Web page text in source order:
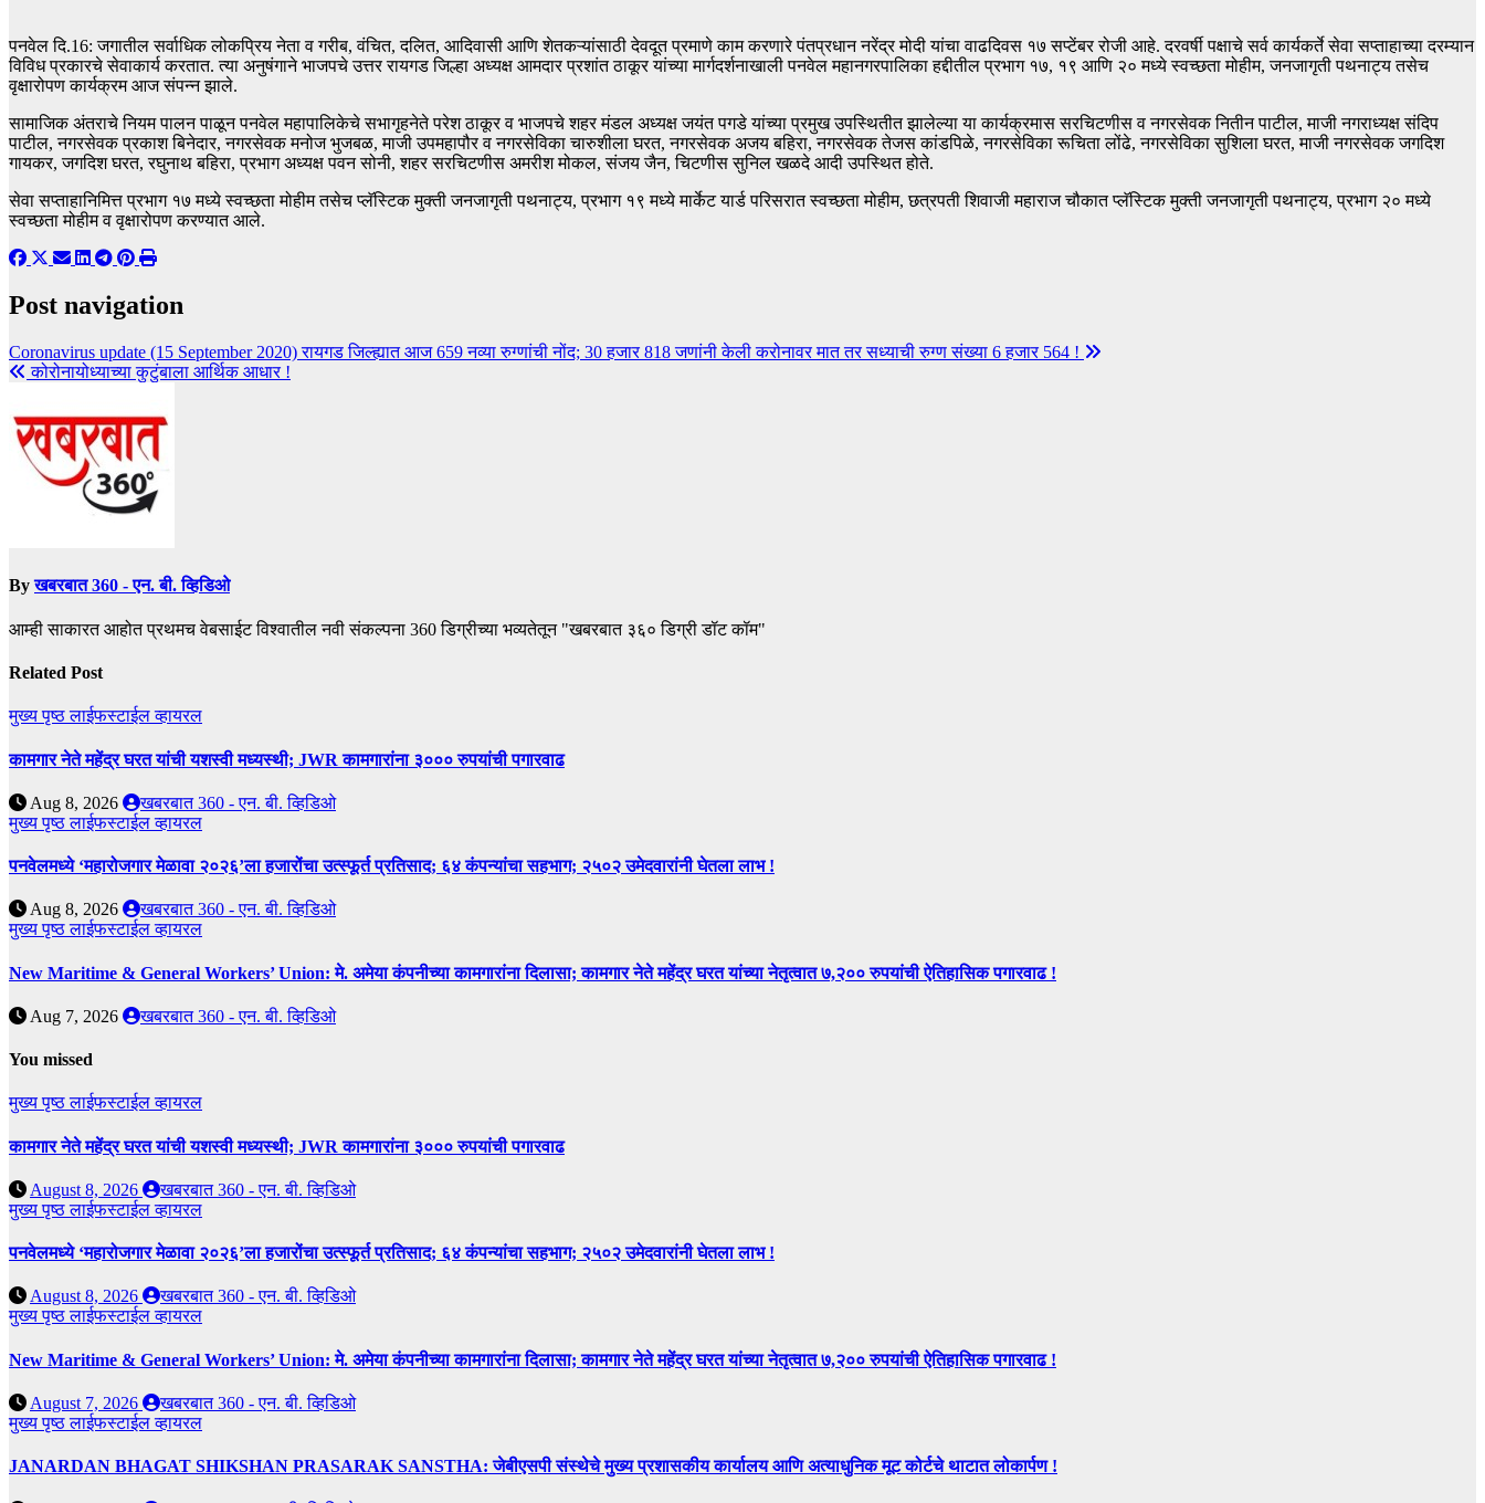
पनवेल दि.16: जगातील सर्वाधिक लोकप्रिय नेता व गरीब, वंचित, दलित, आदिवासी आणि शेतकऱ्यांसाठी देवदूत प्रमाणे काम करणारे पंतप्रधान नरेंद्र मोदी यांचा वाढदिवस १७ सप्टेंबर रोजी आहे. दरवर्षी पक्षाचे सर्व कार्यकर्ते सेवा सप्ताहाच्या दरम्यान
विविध प्रकारचे सेवाकार्य करतात. त्या अनुषंगाने भाजपचे उत्तर रायगड जिल्हा अध्यक्ष आमदार प्रशांत ठाकूर यांच्या मार्गदर्शनाखाली पनवेल महानगरपालिका हद्दीतील प्रभाग १७, १९ आणि २० मध्ये स्वच्छता मोहीम, जनजागृती पथनाट्य तसेच
वृक्षारोपण कार्यक्रम आज संपन्न झाले.
सामाजिक अंतराचे नियम पालन पाळून पनवेल महापालिकेचे सभागृहनेते परेश ठाकूर व भाजपचे शहर मंडल अध्यक्ष जयंत पगडे यांच्या प्रमुख उपस्थितीत झालेल्या या कार्यक्रमास सरचिटणीस व नगरसेवक नितीन पाटील, माजी नगराध्यक्ष संदिप
पाटील, नगरसेवक प्रकाश बिनेदार, नगरसेवक मनोज भुजबळ, माजी उपमहापौर व नगरसेविका चारुशीला घरत, नगरसेवक अजय बहिरा, नगरसेवक तेजस कांडपिळे, नगरसेविका रूचिता लोंढे, नगरसेविका सुशिला घरत, माजी नगरसेवक जगदिश
गायकर, जगदिश घरत, रघुनाथ बहिरा, प्रभाग अध्यक्ष पवन सोनी, शहर सरचिटणीस अमरीश मोकल, संजय जैन, चिटणीस सुनिल खळदे आदी उपस्थित होते.
सेवा सप्ताहानिमित्त प्रभाग १७ मध्ये स्वच्छता मोहीम तसेच प्लॅस्टिक मुक्ती जनजागृती पथनाट्य, प्रभाग १९ मध्ये मार्केट यार्ड परिसरात स्वच्छता मोहीम, छत्रपती शिवाजी महाराज चौकात प्लॅस्टिक मुक्ती जनजागृती पथनाट्य, प्रभाग २० मध्ये
स्वच्छता मोहीम व वृक्षारोपण करण्यात आले.
Post navigation
Coronavirus update (15 September 2020) रायगड जिल्ह्यात आज 659 नव्या रुग्णांची नोंद; 30 हजार 818 जणांनी केली करोनावर मात तर सध्याची रुग्ण संख्या 6 हजार 564 !
कोरोनायोध्याच्या कुटुंबाला आर्थिक आधार !
Byखबरबात 360 - एन. बी. व्हिडिओ
आम्ही साकारत आहोत प्रथमच वेबसाईट विश्वातील नवी संकल्पना 360 डिग्रीच्या भव्यतेतून "खबरबात ३६० डिग्री डॉट कॉम"
Related Post
मुख्य पृष्ठलाईफस्टाईलव्हायरल
कामगार नेते महेंद्र घरत यांची यशस्वी मध्यस्थी; JWR कामगारांना ३००० रुपयांची पगारवाढ
Aug 8, 2026
खबरबात 360 - एन. बी. व्हिडिओ
मुख्य पृष्ठलाईफस्टाईलव्हायरल
पनवेलमध्ये ‘महारोजगार मेळावा २०२६’ला हजारोंचा उत्स्फूर्त प्रतिसाद; ६४ कंपन्यांचा सहभाग; २५०२ उमेदवारांनी घेतला लाभ !
Aug 8, 2026
खबरबात 360 - एन. बी. व्हिडिओ
मुख्य पृष्ठलाईफस्टाईलव्हायरल
New Maritime & General Workers’ Union: मे. अमेया कंपनीच्या कामगारांना दिलासा; कामगार नेते महेंद्र घरत यांच्या नेतृत्वात ७,२०० रुपयांची ऐतिहासिक पगारवाढ !
Aug 7, 2026 खबरबात 360 - एन. बी. व्हिडिओ
You missed
मुख्य पृष्ठलाईफस्टाईलव्हायरल
कामगार नेते महेंद्र घरत यांची यशस्वी मध्यस्थी; JWR कामगारांना ३००० रुपयांची पगारवाढ
August 8, 2026
खबरबात 360 - एन. बी. व्हिडिओ
मुख्य पृष्ठलाईफस्टाईलव्हायरल
पनवेलमध्ये ‘महारोजगार मेळावा २०२६’ला हजारोंचा उत्स्फूर्त प्रतिसाद; ६४ कंपन्यांचा सहभाग; २५०२ उमेदवारांनी घेतला लाभ !
August 8, 2026
खबरबात 360 - एन. बी. व्हिडिओ
मुख्य पृष्ठलाईफस्टाईलव्हायरल
New Maritime & General Workers’ Union: मे. अमेया कंपनीच्या कामगारांना दिलासा; कामगार नेते महेंद्र घरत यांच्या नेतृत्वात ७,२०० रुपयांची ऐतिहासिक पगारवाढ !
August 7, 2026
खबरबात 360 - एन. बी. व्हिडिओ
मुख्य पृष्ठलाईफस्टाईलव्हायरल
JANARDAN BHAGAT SHIKSHAN PRASARAK SANSTHA: जेबीएसपी संस्थेचे मुख्य प्रशासकीय कार्यालय आणि अत्याधुनिक मूट कोर्टचे थाटात लोकार्पण !